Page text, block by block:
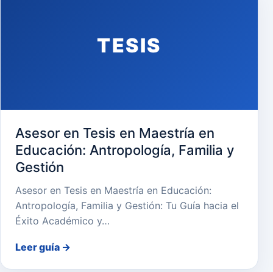
TESIS
Asesor en Tesis en Maestría en
Educación: Antropología, Familia y
Gestión
Asesor en Tesis en Maestría en Educación:
Antropología, Familia y Gestión: Tu Guía hacia el
Éxito Académico y…
Leer guía →